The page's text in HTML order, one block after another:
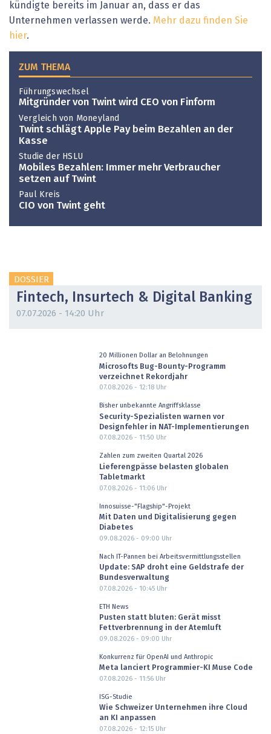
kündigte bereits im Januar an, dass er das
Unternehmen verlassen werde. Mehr dazu finden Sie
hier.
ZUM THEMA
Führungswechsel
Mitgründer von Twint wird CEO von Finform
Vergleich von Moneyland
Twint schlägt Apple Pay beim Bezahlen an der
Kasse
Studie der HSLU
Mobiles Bezahlen: Immer mehr Verbraucher
setzen auf Twint
Paul Kreis
CIO von Twint geht
DOSSIER
Fintech, Insurtech & Digital Banking
07.07.2026 - 14:20 Uhr
20 Millionen Dollar an Belohnungen
Microsofts Bug-Bounty-Programm
verzeichnet Rekordjahr
07.08.2026 - 12:18Uhr
Bisher unbekannte Angriffsklasse
Security-Spezialisten warnen vor
Designfehler in NAT-Implementierungen
07.08.2026 - 11:50 Uhr
Zahlen zum zweiten Quartal 2026
Lieferengpässe belasten globalen
Tabletmarkt
07.08.2026 - 11:06Uhr
Innosuisse-"Flagship"-Projekt
Mit Daten und Digitalisierung gegen
Diabetes
09.08.2026 - 09:00 Uhr
Nach IT-Pannen bei Arbeitsvermittlungsstellen
Update: SAP droht eine Geldstrafe der
Bundesverwaltung
07.08.2026 - 10:45Uhr
ETH News
Pusten statt bluten: Gerät misst
Fettverbrennung in der Atemluft
09.08.2026 - 09:00 Uhr
Konkurrenz für OpenAI und Anthropic
Meta lanciert Programmier-KI Muse Code
07.08.2026 - 11:56Uhr
ISG-Studie
Wie Schweizer Unternehmen ihre Cloud
an KI anpassen
07.08.2026 - 12:15Uhr